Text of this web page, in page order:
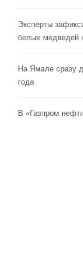
Эксперты
белых медведей
На Ямале сразу
года
В «Газпром